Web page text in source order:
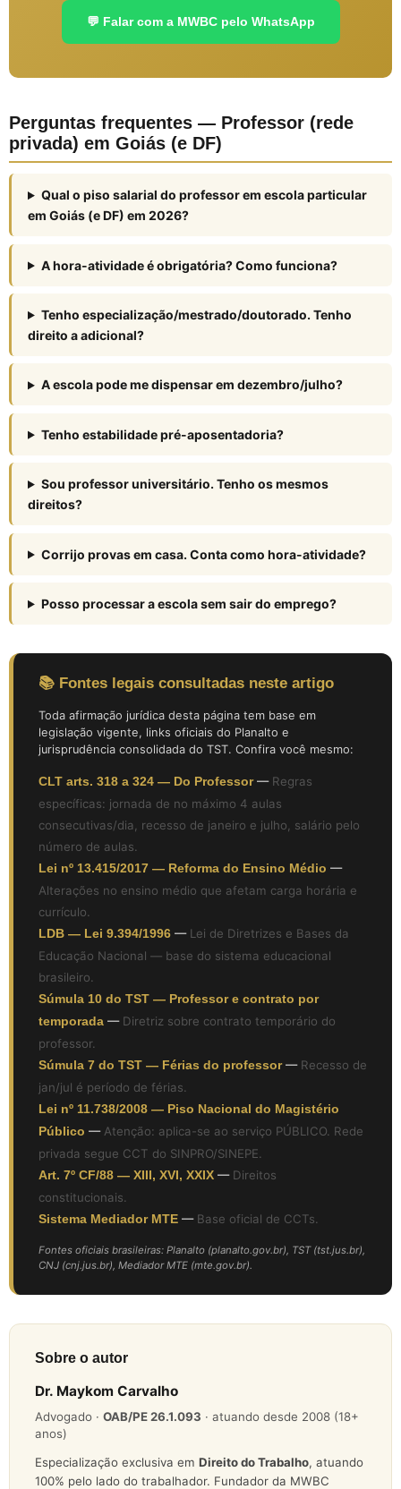
💬 Falar com a MWBC pelo WhatsApp
Perguntas frequentes — Professor (rede
privada) em Goiás (e DF)
Qual o piso salarial do professor em escola particular
em Goiás (e DF) em 2026?
A hora-atividade é obrigatória? Como funciona?
Tenho especialização/mestrado/doutorado. Tenho
direito a adicional?
A escola pode me dispensar em dezembro/julho?
Tenho estabilidade pré-aposentadoria?
Sou professor universitário. Tenho os mesmos
direitos?
Corrijo provas em casa. Conta como hora-atividade?
Posso processar a escola sem sair do emprego?
📚 Fontes legais consultadas neste artigo
Toda afirmação jurídica desta página tem base em
legislação vigente, links oficiais do Planalto e
jurisprudência consolidada do TST. Confira você mesmo:
CLT arts. 318 a 324 — Do Professor— Regras
específicas: jornada de no máximo 4 aulas
consecutivas/dia, recesso de janeiro e julho, salário pelo
número de aulas.
Lei nº 13.415/2017 — Reforma do Ensino Médio —
Alterações no ensino médio que afetam carga horária e
currículo.
LDB — Lei 9.394/1996 — Lei de Diretrizes e Bases da
Educação Nacional — base do sistema educacional
brasileiro.
Súmula 10 do TST — Professor e contrato por
temporada — Diretriz sobre contrato temporário do
professor.
Súmula 7 do TST — Férias do professor— Recesso de
jan/jul é período de férias.
Lei nº 11.738/2008 — Piso Nacional do Magistério
Público — Atenção: aplica-se ao serviço PÚBLICO. Rede
privada segue CCT do SINPRO/SINEPE.
Art. 7º CF/88 — XIII, XVI, XXIX — Direitos
constitucionais.
Sistema Mediador MTE — Base oficial de CCTs.
Fontes oficiais brasileiras: Planalto (planalto.gov.br), TST (tst.jus.br),
CNJ (cnj.jus.br), Mediador MTE (mte.gov.br).
Sobre o autor
Dr. Maykom Carvalho
Advogado · OAB/PE 26.1.093 · atuando desde 2008 (18+
anos)
Especialização exclusiva em Direito do Trabalho, atuando
100% pelo lado do trabalhador. Fundador da MWBC